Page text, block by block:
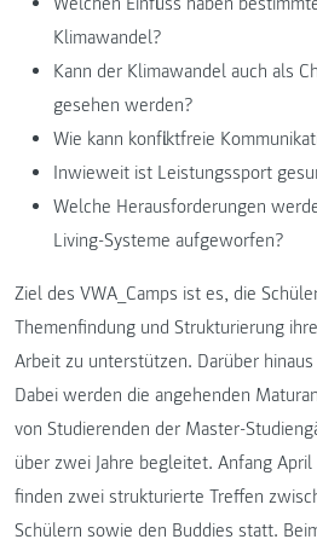
Klimawandel?
Kann der Klimawandel auch als
gesehen werden?
Wie kann konfliktfreie
Inwieweit ist Leistungssport
Welche Herausforderungen
Living-Systeme aufgeworfen?
Ziel des VWA_Camps ist es, die
Themenfindung und Strukturierung
Arbeit zu unterstützen. Darüber
Dabei werden die angehenden
von Studierenden der Master-
über zwei Jahre begleitet. Anfang
finden zwei strukturierte Treffen
Schülern sowie den Buddies statt.